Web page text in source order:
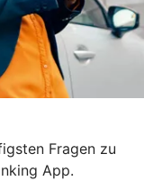
Fragen zu
App.